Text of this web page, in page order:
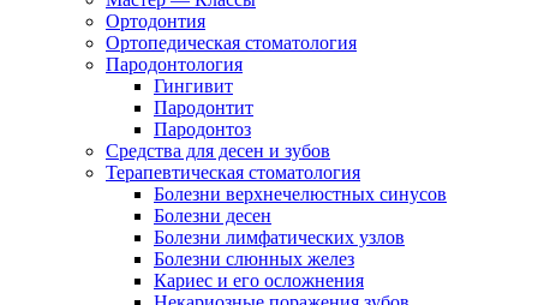
Ортодонтия
Ортопедическая стоматология
Пародонтология
Гингивит
Пародонтит
Пародонтоз
Средства для десен и зубов
Терапевтическая стоматология
Болезни верхнечелюстных синусов
Болезни десен
Болезни лимфатических узлов
Болезни слюнных желез
Кариес и его осложнения